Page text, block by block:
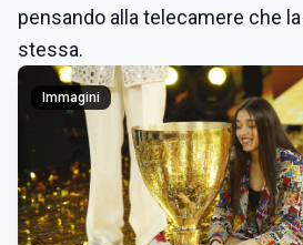
pensando alla telecamere che
stessa.
Immagini